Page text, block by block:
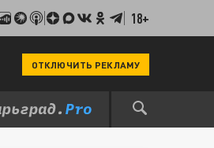
18+
ОТКЛЮЧИТЬ РЕКЛАМУ